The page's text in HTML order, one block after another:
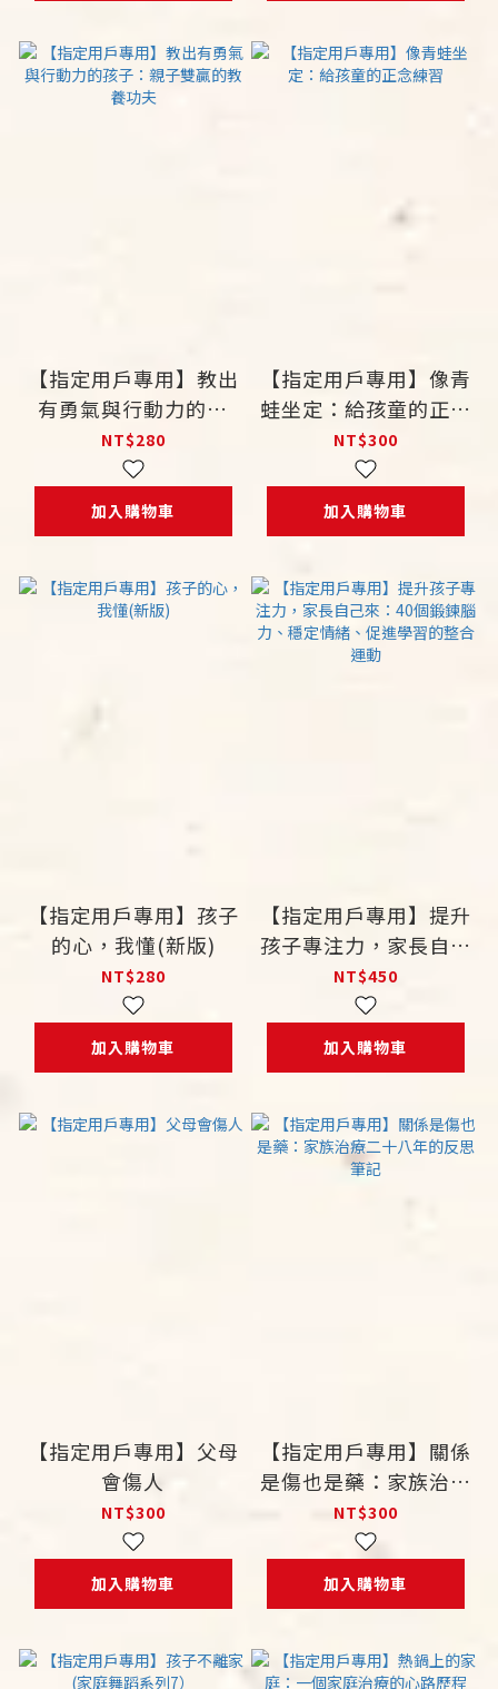
【指定用戶專用】教出
有勇氣與行動力的孩
子：親子雙贏的教養功
夫
NT$280
加入購物車
【指定用戶專用】像青
蛙坐定：給孩童的正念
練習
NT$300
加入購物車
【指定用戶專用】孩子
的心，我懂(新版)
NT$280
加入購物車
【指定用戶專用】提升
孩子專注力，家長自己
來：40個鍛鍊腦力、
穩定情緒、促進學習的
整合運動
NT$450
加入購物車
【指定用戶專用】父母
會傷人
NT$300
加入購物車
【指定用戶專用】關係
是傷也是藥：家族治療
二十八年的反思筆記
NT$300
加入購物車